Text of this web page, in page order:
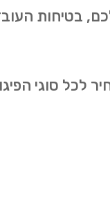
בטיחות
לכל סוגי